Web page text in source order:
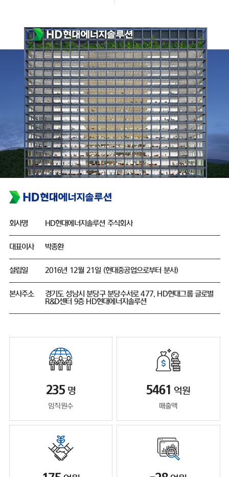
회사명 HD현대에너지솔루션 주식회사
대표이사 박종환
설립일 2016년 12월 21일 (현대중공업으로부터 분사)
본사주소
경기도 성남시 분당구 분당수서로 477, HD현대그룹 글로벌
R&D센터 9층 HD현대에너지솔루션
235 명
임직원수
5461 억원
매출액